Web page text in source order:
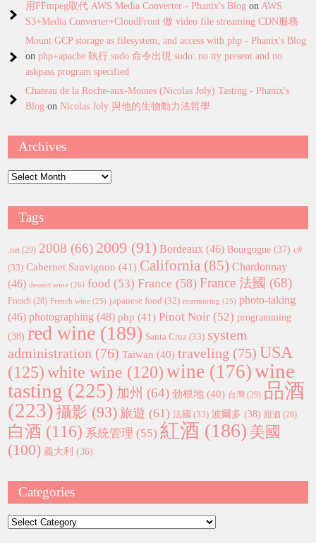
用FFmpeg取代 AWS Media Converter - Phanix's Blog onAWS
S3+Media Converter+CloudFront 做 video file streaming CDN服務
Mount GCP storage as filesystem, and access with php - Phanix's Blog
onphp+apache 執行 sudo 命令出現 sudo: no tty present and no
askpass program specified
Chateau de la Roche-aux-Moines (Nicolas Joly) Tasting - Phanix's
Blog onNicolas Joly 與他的生物動力法哲學
Archives
Archives
Tags
.net (29) 2008 (66) 2009 (91) Bordeaux (46) Bourgogne (37) c#
(33) Cabernet Sauvignon (41) California (85) Chardonnay
(46) dessert wine (26) food (53) France (58) France 法國 (68)
French (28) French wine (25) japanese food (32) murmuring (25) photo-taking
(46) photographing (48) php (41) Pinot Noir (52) programming
(38) red wine (189) Santa Cruz (33) system
administration (76) Taiwan (40) traveling (75) USA
(125) white wine (120) wine (176)wine
tasting (225) 加州 (64) 勃根地 (40) 台灣 (29) 品酒
(223) 攝影 (93) 旅遊 (61) 法國 (33) 波爾多 (38) 甜酒 (28)
白酒 (116) 系統管理 (55) 紅酒 (186) 美國
(100) 義大利 (36)
Categories
Categories